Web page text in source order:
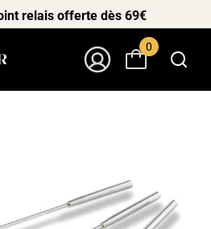
relais offerte dès 69€
0